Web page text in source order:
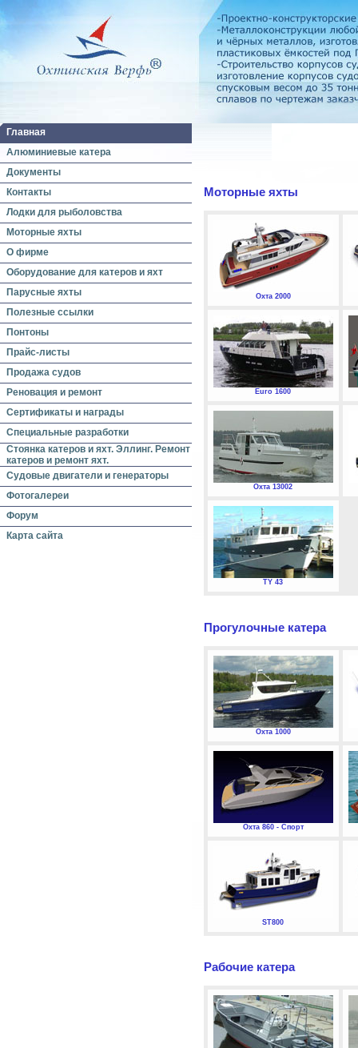
Главная
Алюминиевые катера
Документы
Контакты
Лодки для рыболовства
Моторные яхты
О фирме
Оборудование для катеров и яхт
Парусные яхты
Полезные ссылки
Понтоны
Прайс-листы
Продажа судов
Реновация и ремонт
Сертификаты и награды
Специальные разработки
Стоянка катеров и яхт. Эллинг. Ремонт
катеров и ремонт яхт.
Судовые двигатели и генераторы
Фотогалереи
Форум
Карта сайта
Моторные яхты
Охта 2000
Euro 1600
Охта 13002
TY 43
Прогулочные катера
Охта 1000
Охта 860 - Спорт
ST800
Рабочие катера